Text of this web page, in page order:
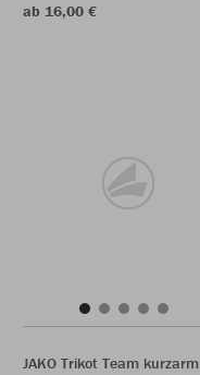
ab 16,00 €
JAKO Trikot Team kurzarm